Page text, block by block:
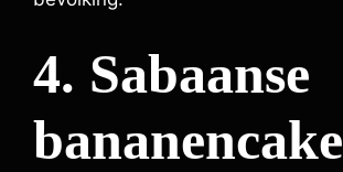
4. Sabaanse
bananencake